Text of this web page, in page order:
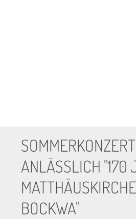
SOMMERKONZERT
ANLÄSSLICH "170
ATTHÄUSKIRCHE
OCKWA"